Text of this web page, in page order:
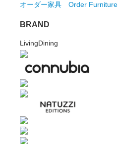
オーダー家具 Order Furniture
BRAND
LivingDining